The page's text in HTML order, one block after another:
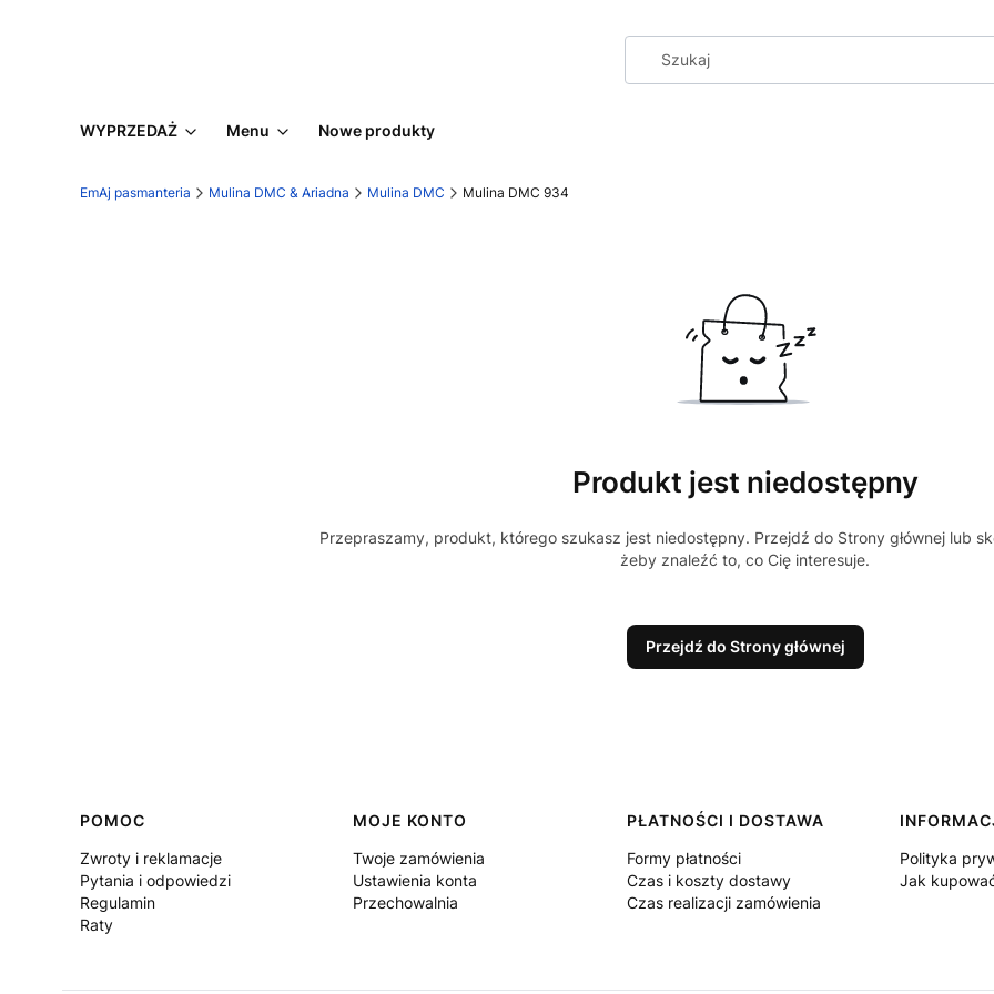
WYPRZEDAŻ Menu Nowe produkty
EmAj pasmanteria Mulina DMC & Ariadna Mulina DMC Mulina DMC 934
Produkt jest niedostępny
Przepraszamy, produkt, którego szukasz jest niedostępny. Przejdź do Strony głównej lub
żeby znaleźć to, co Cię interesuje.
Przejdź do Strony głównej
Linki w stopce
POMOC
Zwroty i reklamacje
Pytania i odpowiedzi
Regulamin
Raty
MOJE KONTO
Twoje zamówienia
Ustawienia konta
Przechowalnia
PŁATNOŚCI I DOSTAWA
Formy płatności
Czas i koszty dostawy
Czas realizacji zamówienia
Polityka
Jak